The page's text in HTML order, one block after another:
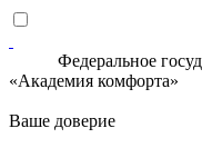
Федеральное
«Академия комфорта»
Наш
Ваше доверие